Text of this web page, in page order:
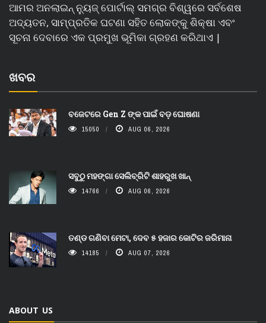
ଆମର ଅନଲାଇନ୍ ନ୍ୟୁଜ୍ ପୋର୍ଟାଲ୍ ସମଗ୍ର ବିଶ୍ୱରେ ସର୍ବଶେଷ
ଅଦ୍ୟତନ, ସାମ୍ପ୍ରତିକ ଘଟଣା ସହିତ ଲୋକଙ୍କୁ ଶିକ୍ଷା ଏବଂ
ସୂଚନା ଦେବାରେ ଏକ ପ୍ରମୁଖ ଭୂମିକା ଗ୍ରହଣ କରିଥାଏ |
ଖବର
ବଜେଟରେ Gen Z ଙ୍କ ପାଇଁ ବଡ଼ ଘୋଷଣା
15050 AUG 06, 2026
ସବୁଠୁ ମହଙ୍ଗା ସେଲିବ୍ରିଟି ଶାହରୁଖ ଖାନ୍
14766 AUG 06, 2026
ତଣ୍ଡ ଗଣିବା ମେଟା, ଦେବ ୫ ହଜାର କୋଟିର ଜରିମାନା
14185 AUG 07, 2026
ABOUT US